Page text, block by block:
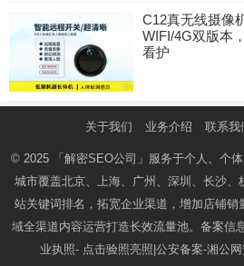
C12真无线摄像
WIFI/4G双版本
看护
关于我们 业务介绍 联系我
© 2025 「解密SEO公司」 服务于个人、个
城市覆盖北京、上海、广州、深圳、长沙、
站关键词排名，拓宽企业渠道，增加店铺销
域全渠道内容运营打造长效流量池。备案信
业执照- 点击验照亮照 |公安备案-湘公